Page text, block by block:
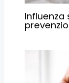
Influenza